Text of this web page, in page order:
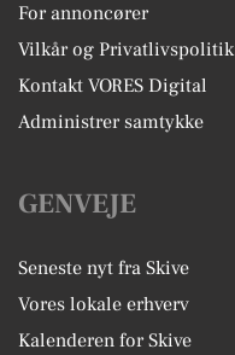
For annoncører
Vilkår og Privatlivspolitik
Kontakt VORES Digital
Administrer samtykke
GENVEJE
Seneste nyt fra Skive
Vores lokale erhverv
Kalenderen for Skive